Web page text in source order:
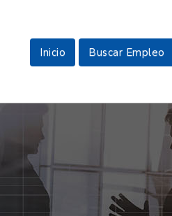
Inicio Buscar Empleo